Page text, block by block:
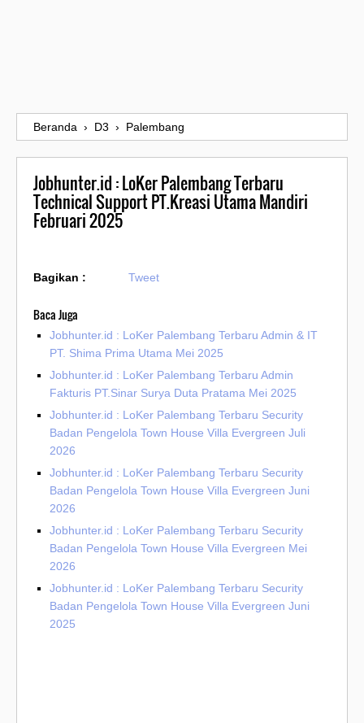
Beranda › D3 › Palembang
Jobhunter.id : LoKer Palembang Terbaru
Technical Support PT.Kreasi Utama Mandiri
Februari 2025
Bagikan : Tweet
Baca Juga
Jobhunter.id : LoKer Palembang Terbaru Admin & IT
PT. Shima Prima Utama Mei 2025
Jobhunter.id : LoKer Palembang Terbaru Admin
Fakturis PT.Sinar Surya Duta Pratama Mei 2025
Jobhunter.id : LoKer Palembang Terbaru Security
Badan Pengelola Town House Villa Evergreen Juli
2026
Jobhunter.id : LoKer Palembang Terbaru Security
Badan Pengelola Town House Villa Evergreen Juni
2026
Jobhunter.id : LoKer Palembang Terbaru Security
Badan Pengelola Town House Villa Evergreen Mei
2026
Jobhunter.id : LoKer Palembang Terbaru Security
Badan Pengelola Town House Villa Evergreen Juni
2025